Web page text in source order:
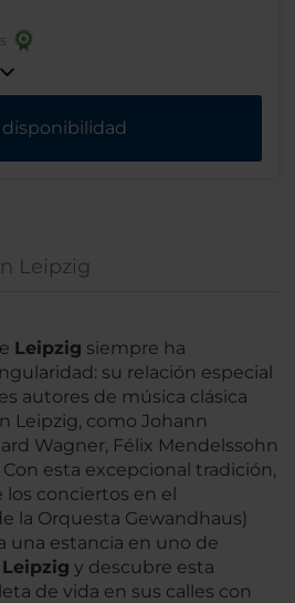
disponibilidad
Leipzig
Leipzig siempre ha
su relación especial
autores de música clásica
Leipzig, como Johann
Wagner, Félix Mendelssohn
esta excepcional tradición,
los conciertos en el
la Orquesta Gewandhaus)
una estancia en uno de
y descubre esta
de vida en sus calles con